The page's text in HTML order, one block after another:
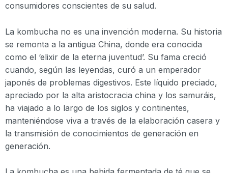
consumidores conscientes de su salud.
La kombucha no es una invención moderna. Su historia
se remonta a la antigua China, donde era conocida
como el ‘elixir de la eterna juventud’. Su fama creció
cuando, según las leyendas, curó a un emperador
japonés de problemas digestivos. Este líquido preciado,
apreciado por la alta aristocracia china y los samuráis,
ha viajado a lo largo de los siglos y continentes,
manteniéndose viva a través de la elaboración casera y
la transmisión de conocimientos de generación en
generación.